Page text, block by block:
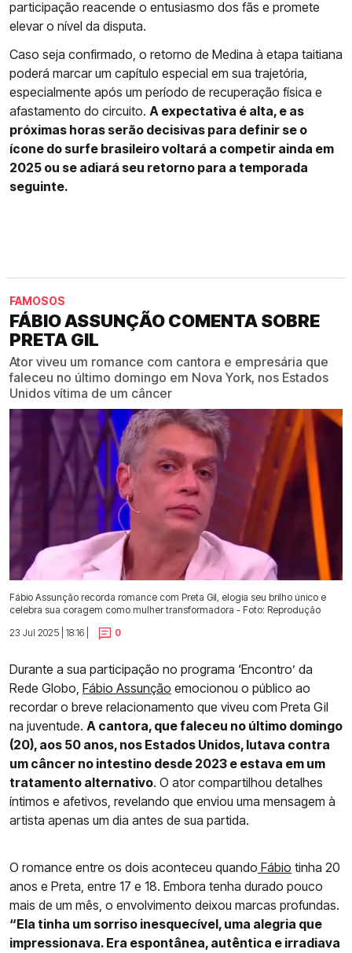
participação reacende o entusiasmo dos fãs e promete
elevar o nível da disputa.
Caso seja confirmado, o retorno de Medina à etapa taitiana
poderá marcar um capítulo especial em sua trajetória,
especialmente após um período de recuperação física e
afastamento do circuito. A expectativa é alta, e as
próximas horas serão decisivas para definir se o
ícone do surfe brasileiro voltará a competir ainda em
2025 ou se adiará seu retorno para a temporada
seguinte.
FAMOSOS
FÁBIO ASSUNÇÃO COMENTA SOBRE
PRETA GIL
Ator viveu um romance com cantora e empresária que
faleceu no último domingo em Nova York, nos Estados
Unidos vítima de um câncer
Fábio Assunção recorda romance com Preta Gil, elogia seu brilho único e
celebra sua coragem como mulher transformadora - Foto: Reprodução
23 Jul 2025 | 18:16 |
0
Durante a sua participação no programa ‘Encontro’ da
Rede Globo, Fábio Assunção emocionou o público ao
recordar o breve relacionamento que viveu com Preta Gil
na juventude. A cantora, que faleceu no último domingo
(20), aos 50 anos, nos Estados Unidos, lutava contra
um câncer no intestino desde 2023 e estava em um
tratamento alternativo. O ator compartilhou detalhes
íntimos e afetivos, revelando que enviou uma mensagem à
artista apenas um dia antes de sua partida.
O romance entre os dois aconteceu quando Fábio tinha 20
anos e Preta, entre 17 e 18. Embora tenha durado pouco
mais de um mês, o envolvimento deixou marcas profundas.
“Ela tinha um sorriso inesquecível, uma alegria que
impressionava. Era espontânea, autêntica e irradiava